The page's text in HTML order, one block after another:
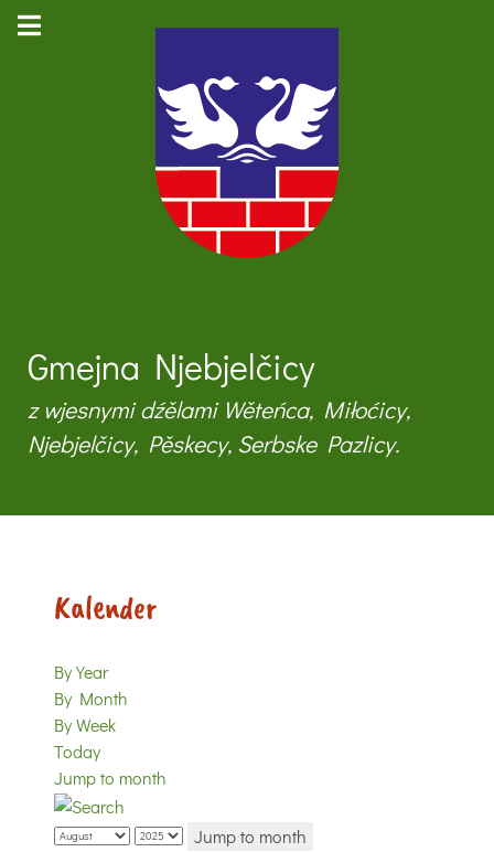
Gmejna Njebjelčicy
z wjesnymi dźělami Wěteńca, Miłoćicy,
Njebjelčicy, Pěskecy, Serbske Pazlicy.
Kalender
By Year
By Month
By Week
Today
Jump to month
Jump to month